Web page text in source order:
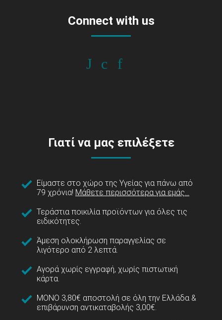
Connect with us
Γιατί να μας επιλέξετε
Είμαστε στο χώρο της Υγείας για πάνω από
79 χρόνια! Μάθετε περισσότερα για εμάς...
Τεράστια ποικιλία προϊόντων για όλες τις
ειδικότητες.
Άμεση ολοκλήρωση παραγγελίας σε
λιγότερο από 2 λεπτά.
Αγορά χωρίς εγγραφή, χωρίς πιστωτική
κάρτα.
ΜΟΝΟ 3,80€ αποστολή σε όλη την Ελλάδα &
επιβάρυνση αντικαταβολής 3,00€.